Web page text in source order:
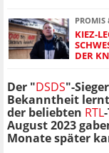
PROMIS
KIEZ-
DER
Der "DSDS"-
Bekanntheit
der beliebten RTL
August 2023
Monate später